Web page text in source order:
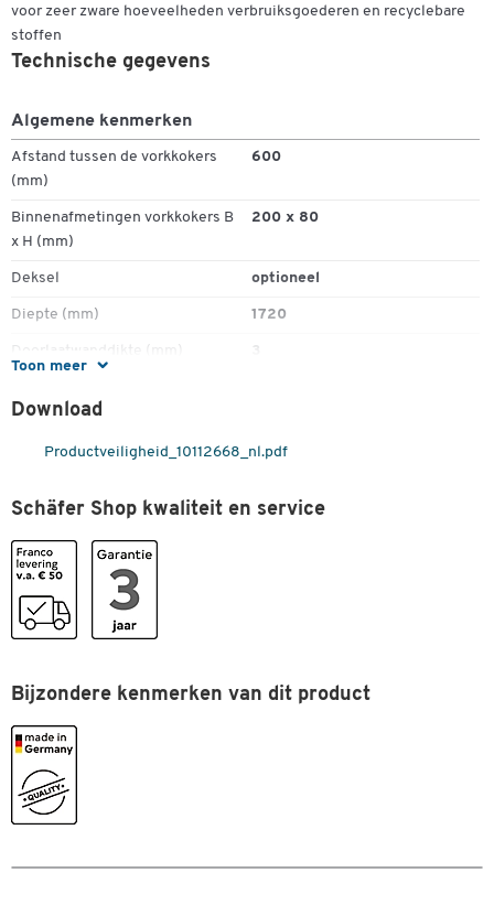
- gelakt: ca. 205 kg
Tegen meerprijs te bestellen:
Olie- en waterdicht gelast (zie toebehoren)
voor zeer zware hoeveelheden verbruiksgoederen en recyclebare
stoffen
Toon meer
Technische gegevens
Algemene kenmerken
Afstand tussen de vorkkokers
(mm)
600
Binnenafmetingen vorkkokers B
x H (mm)
200 x 80
Deksel optioneel
Diepte (mm) 1720
Doorlaatwanddikte (mm) 3
Gewicht (kg) 200
Hoogte beschermrand (mm)
Kiepsysteem
Materiaal
Onderbouw
Stapelbaar
Type
Uitvoering kiepbak
Download
Productveiligheid_10112668_nl.pdf
Schäfer Shop kwaliteit en service
Bijzondere kenmerken van dit product